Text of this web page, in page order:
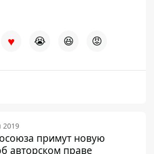
♥ 😭 😆 😡
2019
примут новую
авторском праве